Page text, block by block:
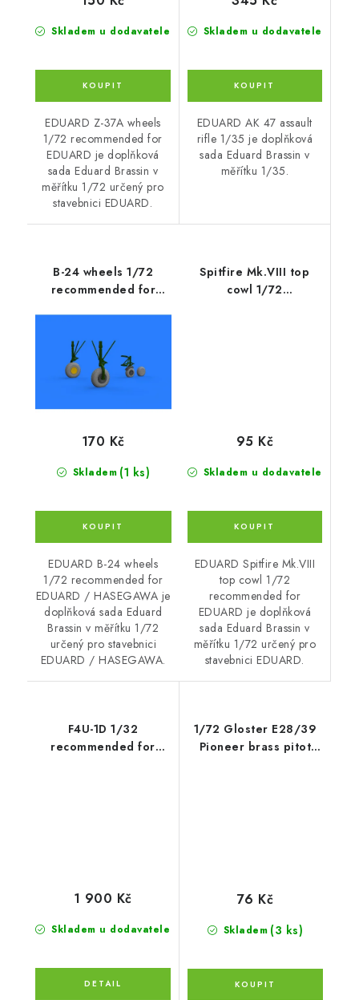
Skladem u dodavatele
EDUARD Z-37A wheels
1/72 recommended for
EDUARD je doplňková
sada Eduard Brassin v
měřítku 1/72 určený pro
stavebnici EDUARD.
Skladem u dodavatele
EDUARD AK 47 assault
rifle 1/35 je doplňková
sada Eduard Brassin v
měřítku 1/35.
B-24 wheels 1/72
recommended for
Skladem (1 ks)
170 Kč
EDUARD B-24 wheels
1/72 recommended for
EDUARD / HASEGAWA je
doplňková sada Eduard
Brassin v měřítku 1/72
určený pro stavebnici
EDUARD / HASEGAWA.
Spitfire Mk.VIII top
cowl 1/72
Skladem u dodavatele
95 Kč
EDUARD Spitfire Mk.VIII
top cowl 1/72
recommended for
EDUARD je doplňková
sada Eduard Brassin v
měřítku 1/72 určený pro
stavebnici EDUARD.
F4U-1D 1/32
recommended for
Skladem u dodavatele
1 900 Kč
1/72 Gloster E28/39
Pioneer brass pitot
Skladem (3 ks)
76 Kč